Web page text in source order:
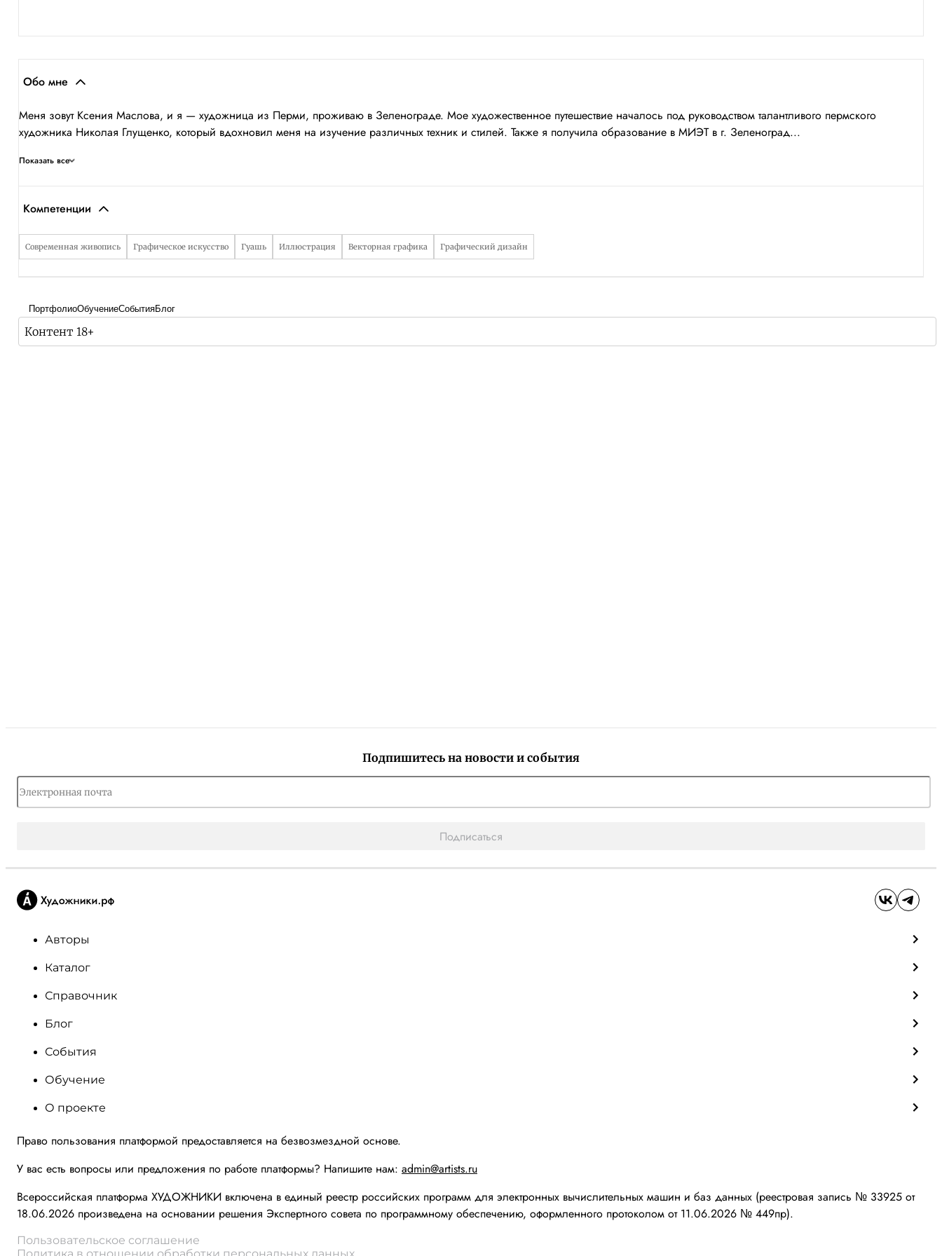
Обо мне
Меня зовут Ксения Маслова, и я — художница из Перми, проживаю в Зеленограде. Мое художественное путешествие началось под руководством талантливого пермского
художника Николая Глущенко, который вдохновил меня на изучение различных техник и стилей. Также я получила образование в МИЭТ в г. Зеленоград...
Показать все
Компетенции
Современная живопись Графическое искусство Гуашь Иллюстрация Векторная графика Графический дизайн
ПортфолиоОбучениеСобытияБлог
Контент 18+
Подпишитесь на новости и события
Подписаться
Авторы
Каталог
Справочник
Блог
События
Обучение
О проекте
Право пользования платформой предоставляется на безвозмездной основе.
У вас есть вопросы или предложения по работе платформы? Напишите нам: admin@artists.ru
Всероссийская платформа ХУДОЖНИКИ включена в единый реестр российских программ для электронных вычислительных машин и баз данных (реестровая запись № 33925 от
18.06.2026 произведена на основании решения Экспертного совета по программному обеспечению, оформленного протоколом от 11.06.2026 № 449пр).
Пользовательское соглашение